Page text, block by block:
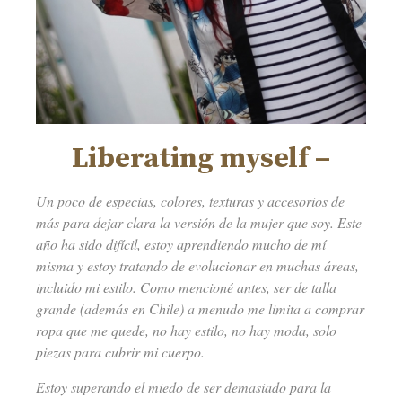
Liberating myself –
Un poco de especias, colores, texturas y accesorios de
más para dejar clara la versión de la mujer que soy. Este
año ha sido difícil, estoy aprendiendo mucho de mí
misma y estoy tratando de evolucionar en muchas áreas,
incluido mi estilo. Como mencioné antes, ser de talla
grande (además en Chile) a menudo me limita a comprar
ropa que me quede, no hay estilo, no hay moda, solo
piezas para cubrir mi cuerpo.
Estoy superando el miedo de ser demasiado para la